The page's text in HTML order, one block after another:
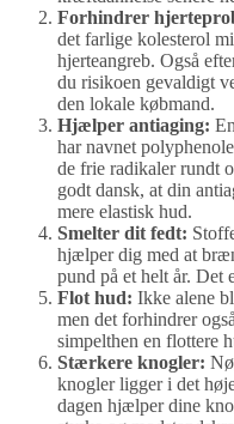
Forhindrer
det farlige kolesterol
hjerteangreb. Også
du risikoen gevaldigt
den lokale købmand.
Hjælper antiaging:
har navnet
de frie radikaler rundt
godt dansk, at din
mere elastisk hud.
Smelter dit fedt:
hjælper dig med at
pund på et helt år. Det
Flot hud: Ikke alene
men det forhindrer
simpelthen en flottere
Stærkere knogler:
knogler ligger i det
dagen hjælper dine